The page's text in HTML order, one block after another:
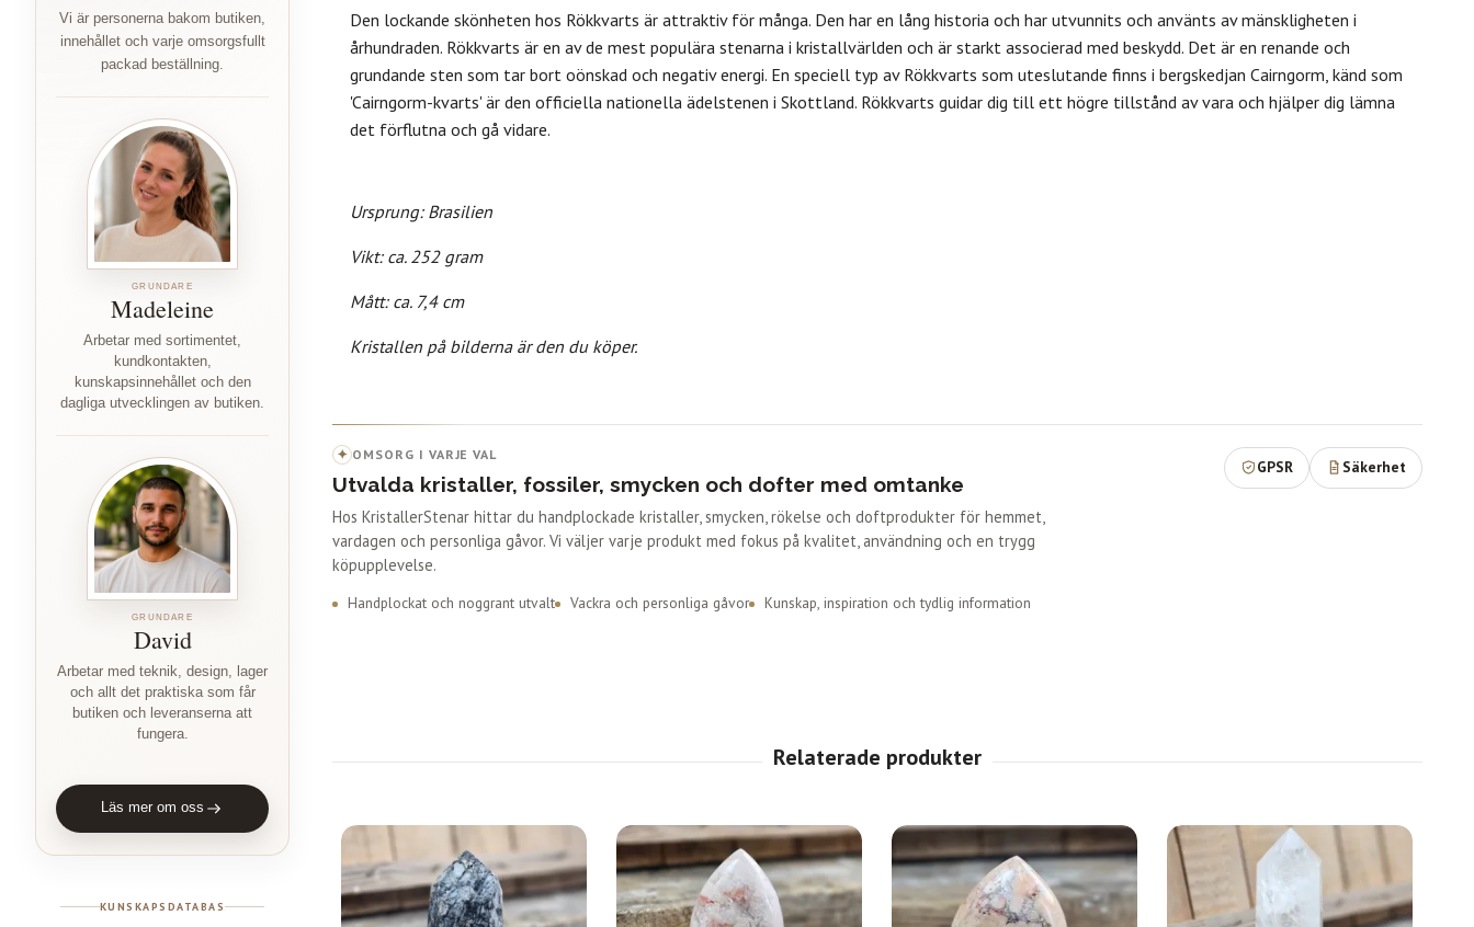
Vi är personerna bakom butiken,
innehållet och varje omsorgsfullt
packad beställning.
GRUNDARE
Madeleine
Arbetar med sortimentet,
kundkontakten,
kunskapsinnehållet och den
dagliga utvecklingen av butiken.
GRUNDARE
David
Arbetar med teknik, design, lager
och allt det praktiska som får
butiken och leveranserna att
fungera.
Läs mer om oss
KUNSKAPSDATABAS
Den lockande skönheten hos Rökkvarts är attraktiv för många. Den har en lång historia och har utvunnits och använts av mänskligheten i
århundraden. Rökkvarts är en av de mest populära stenarna i kristallvärlden och är starkt associerad med beskydd. Det är en renande och
grundande sten som tar bort oönskad och negativ energi. En speciell typ av Rökkvarts som uteslutande finns i bergskedjan Cairngorm, känd som
'Cairngorm-kvarts' är den officiella nationella ädelstenen i Skottland. Rökkvarts guidar dig till ett högre tillstånd av vara och hjälper dig lämna
det förflutna och gå vidare.
Ursprung: Brasilien
Vikt: ca. 252 gram
Mått: ca. 7,4 cm
Kristallen på bilderna är den du köper.
✦ OMSORG I VARJE VAL
Utvalda kristaller, fossiler, smycken och dofter med omtanke
Hos KristallerStenar hittar du handplockade kristaller, smycken, rökelse och doftprodukter för hemmet,
vardagen och personliga gåvor. Vi väljer varje produkt med fokus på kvalitet, användning och en trygg
köpupplevelse.
Handplockat och noggrant utvalt Vackra och personliga gåvor Kunskap, inspiration och tydlig information
GPSR Säkerhet